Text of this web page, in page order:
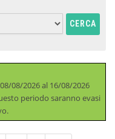
CERCA
08/2026 al 16/08/2026
periodo saranno evasi